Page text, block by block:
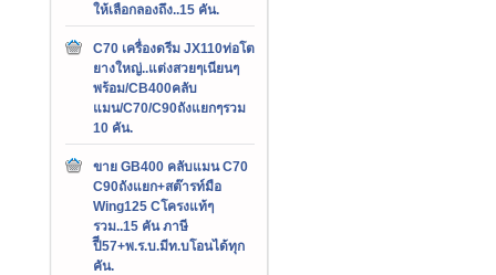
ให้เลือกลองถึง..15 คัน.
C70 เครื่องดรีม JX110ท่อโต
ยางใหญ่..แต่งสวยๆเนียนๆ
พร้อม/CB400คลับ
แมน/C70/C90ถังแยกๆรวม
10 คัน.
ขาย GB400 คลับแมน C70
C90ถังแยก+สต๊ารท์มือ
Wing125 Cโครงแท้ๆ
รวม..15 คัน ภาษี
ปีี57+พ.ร.บ.มีท.บโอนได้ทุก
คัน.